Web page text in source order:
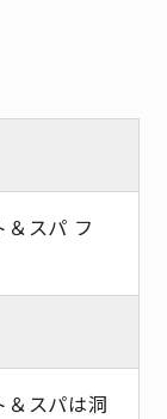
スパ フ
スパは洞